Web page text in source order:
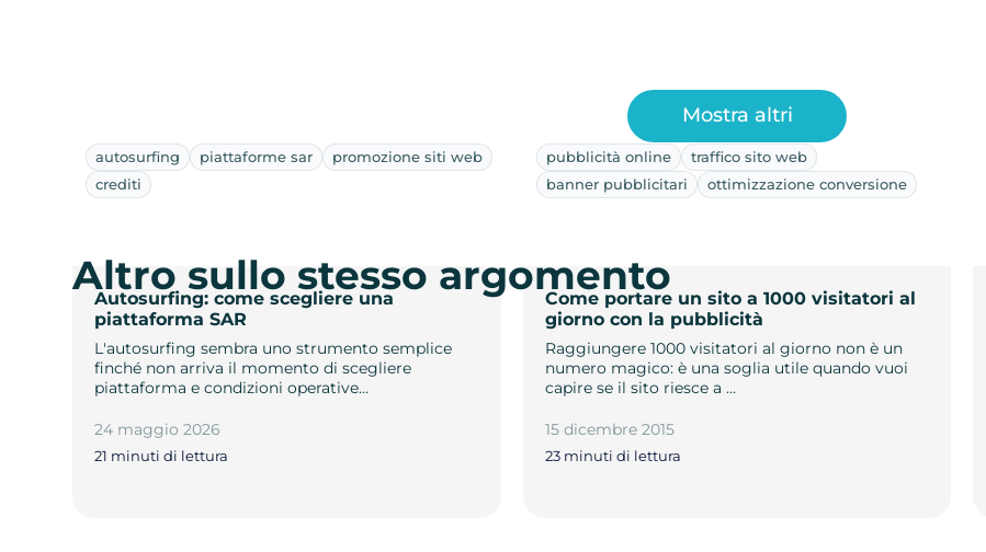
autosurfing piattaforme sar
promozione siti web
crediti
Autosurfing: come scegliere una
piattaforma SAR
L'autosurfing sembra uno strumento semplice
finché non arriva il momento di scegliere
piattaforma e condizioni operative…
24 maggio 2026
21 minuti di lettura
pubblicità online
traffico sito web
banner pubblicitari
ottimizzazione conversione
Come portare un sito a 1000 visitatori al
giorno con la pubblicità
Raggiungere 1000 visitatori al giorno non è un
numero magico: è una soglia utile quando vuoi
capire se il sito riesce a …
15 dicembre 2015
23 minuti di lettura
Mostra altri
Altro sullo stesso argomento